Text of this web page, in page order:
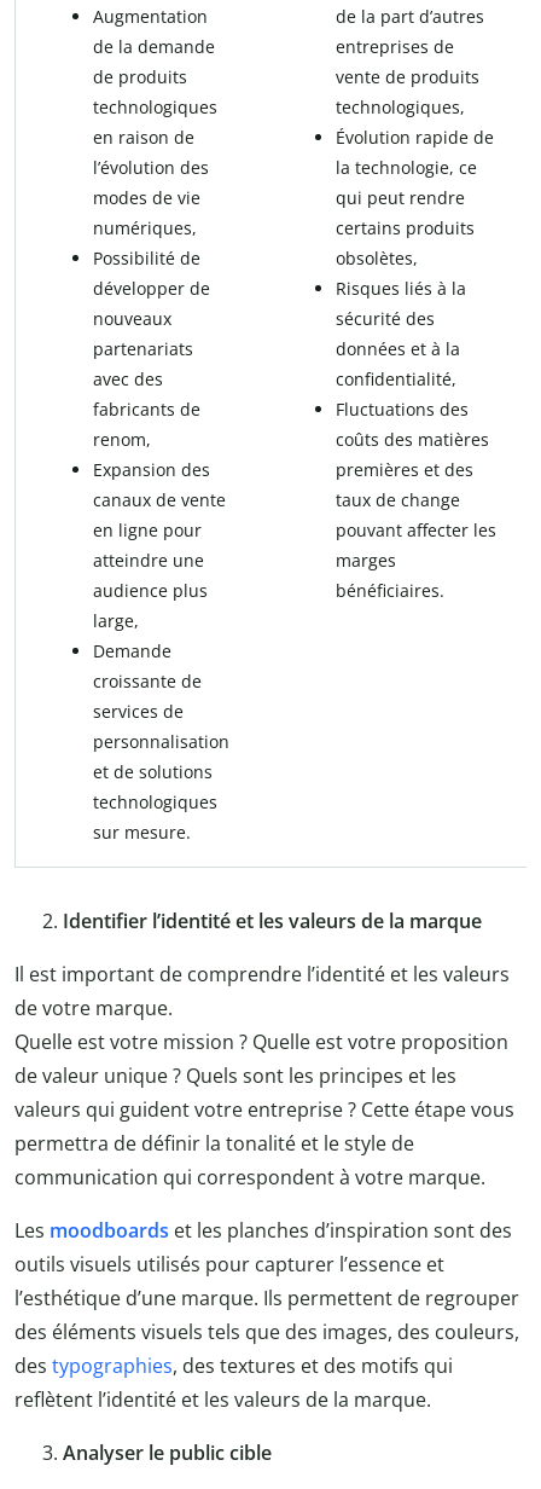
Augmentation
de la demande
de produits
technologiques
en raison de
l’évolution des
modes de vie
numériques,
Possibilité de
développer de
nouveaux
partenariats
avec des
fabricants de
renom,
Expansion des
canaux de vente
en ligne pour
atteindre une
audience plus
large,
Demande
croissante de
services de
personnalisation
et de solutions
technologiques
sur mesure.
de la part d’autres
entreprises de
vente de produits
technologiques,
Évolution rapide de
la technologie, ce
qui peut rendre
certains produits
obsolètes,
Risques liés à la
sécurité des
données et à la
confidentialité,
Fluctuations des
coûts des matières
premières et des
taux de change
pouvant affecter les
marges
bénéficiaires.
Identifier l’identité et les valeurs de la marque
Il est important de comprendre l’identité et les valeurs
de votre marque.
Quelle est votre mission ? Quelle est votre proposition
de valeur unique ? Quels sont les principes et les
valeurs qui guident votre entreprise ? Cette étape vous
permettra de définir la tonalité et le style de
communication qui correspondent à votre marque.
Les moodboards et les planches d’inspiration sont des
outils visuels utilisés pour capturer l’essence et
l’esthétique d’une marque. Ils permettent de regrouper
des éléments visuels tels que des images, des couleurs,
des typographies, des textures et des motifs qui
reflètent l’identité et les valeurs de la marque.
Analyser le public cible